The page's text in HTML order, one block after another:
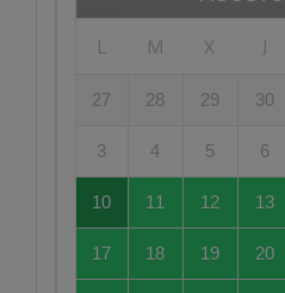
L M X J
27 28 29 30
3 4 5 6
10 11 12 13
17 18 19 20